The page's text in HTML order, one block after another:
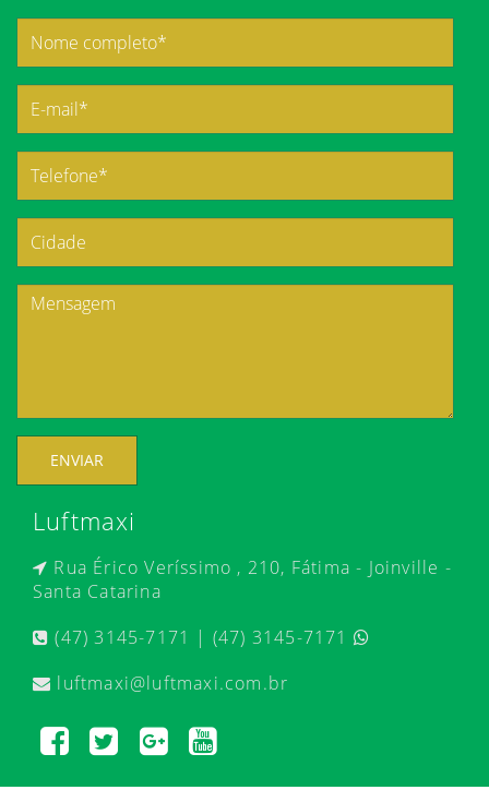
ENVIAR
Luftmaxi
Rua Érico Veríssimo , 210, Fátima - Joinville -
Santa Catarina
(47) 3145-7171 | (47) 3145-7171
luftmaxi@luftmaxi.com.br